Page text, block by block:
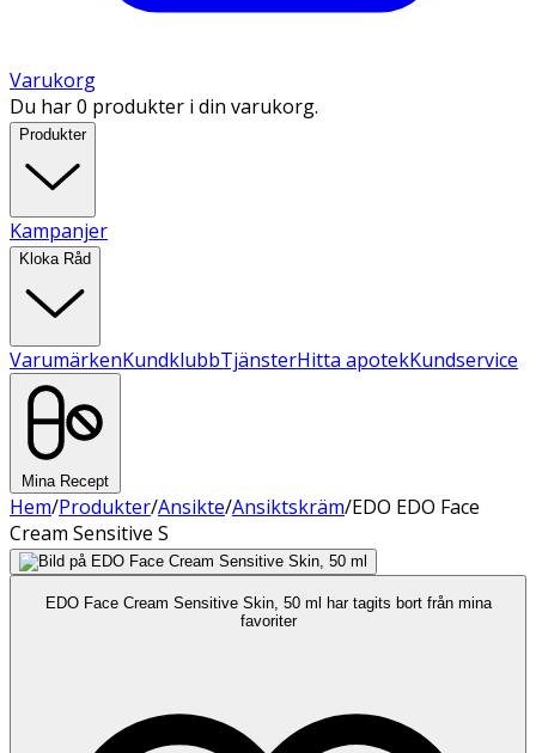
Varukorg
Du har 0 produkter i din varukorg.
Produkter
Kampanjer
Kloka Råd
VarumärkenKundklubbTjänsterHitta apotekKundservice
Mina Recept
Hem/Produkter/Ansikte/Ansiktskräm/EDO EDO Face
Cream Sensitive S
EDO Face Cream Sensitive Skin, 50 ml har tagits bort från mina
favoriter